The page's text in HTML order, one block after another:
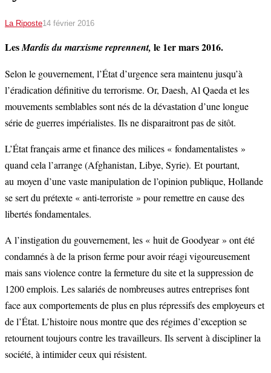
La Riposte14 février 2016
LesMardis du marxisme reprennent, le 1er mars 2016.
Selon le gouvernement, l’État d’urgence sera maintenu jusqu’à
l’éradication définitive du terrorisme. Or, Daesh, Al Qaeda et les
mouvements semblables sont nés de la dévastation d’une longue
série de guerres impérialistes. Ils ne disparaitront pas de sitôt.
L’État français arme et finance des milices « fondamentalistes »
quand cela l’arrange (Afghanistan, Libye, Syrie). Et pourtant,
au moyen d’une vaste manipulation de l’opinion publique, Hollande
se sert du prétexte « anti-terroriste » pour remettre en cause des
libertés fondamentales.
A l’instigation du gouvernement, les « huit de Goodyear » ont été
condamnés à de la prison ferme pour avoir réagi vigoureusement
mais sans violence contre la fermeture du site et la suppression de
1200 emplois. Les salariés de nombreuses autres entreprises font
face aux comportements de plus en plus répressifs des employeurs et
de l’État. L’histoire nous montre que des régimes d’exception se
retournent toujours contre les travailleurs. Ils servent à discipliner la
société, à intimider ceux qui résistent.